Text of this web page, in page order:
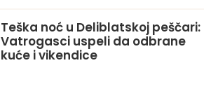
Teška noć u Deliblatskoj peščari:
Vatrogasci uspeli da odbrane
kuće i vikendice